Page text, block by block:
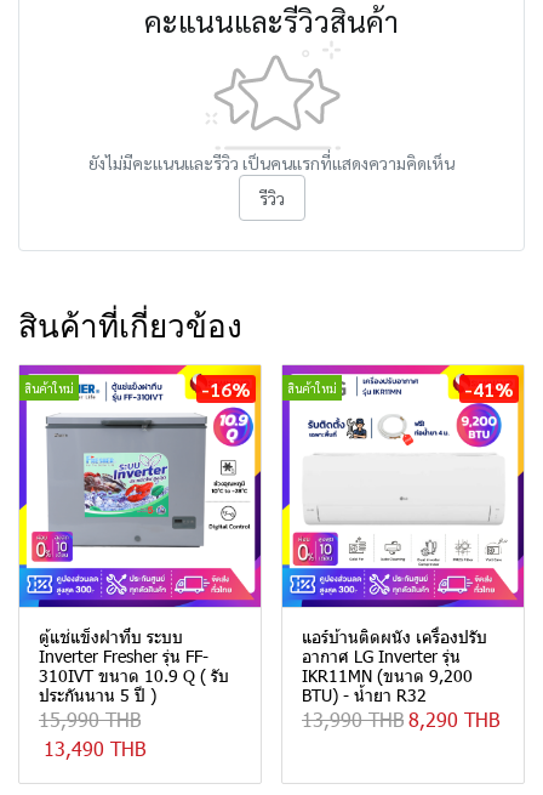
คะแนนและรีวิวสินค้า
ยังไม่มีคะแนนและรีวิว เป็นคนแรกที่แสดงความคิดเห็น
รีวิว
สินค้าที่เกี่ยวข้อง
สินค้าใหม่ -16%
ตู้แช่แข็งฝาทึบ ระบบ
Inverter Fresher รุ่น FF-
310IVT ขนาด 10.9 Q ( รับ
ประกันนาน 5 ปี )
15,990 THB
13,490 THB
สินค้าใหม่ -41%
แอร์บ้านติดผนัง เครื่องปรับ
อากาศ LG Inverter รุ่น
IKR11MN (ขนาด 9,200
BTU) - น้ำยา R32
13,990 THB8,290 THB